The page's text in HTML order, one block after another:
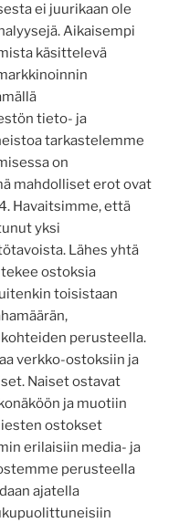
ei juurikaan ole
Aikaisempi
käsittelevä
tieto- ja
tarkastelemme
on
mahdolliset erot ovat
Havaitsimme, että
yksi
Lähes yhtä
ostoksia
toisistaan
perusteella.
verkko-ostoksiin ja
Naiset ostavat
ja muotiin
ostokset
erilaisiin media- ja
perusteella
ajatella